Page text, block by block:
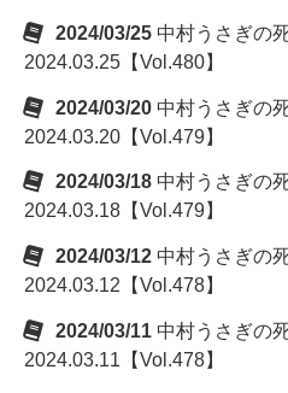
2024/03/25 中村うさぎの
2024.03.25【Vol.480】
2024/03/20 中村うさぎの
2024.03.20【Vol.479】
2024/03/18 中村うさぎの
2024.03.18【Vol.479】
2024/03/12 中村うさぎの
2024.03.12【Vol.478】
2024/03/11 中村うさぎの
2024.03.11【Vol.478】